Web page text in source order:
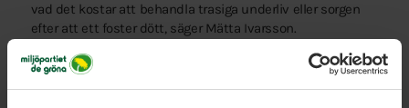
vad det kostar att behandla trasiga underliv eller sorgen
efter att ett foster dött, säger Mätta Ivarsson.
Kulturdoulor har lyfts fram som en möjlig lösning av
Region Skånes expertgrupp för förlossningsvård i den